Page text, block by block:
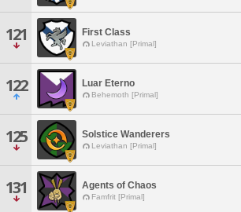
121 First Class
Leviathan [Primal]
122 Luar Eterno
Behemoth [Primal]
125 Solstice Wanderers
Leviathan [Primal]
131 Agents of Chaos
Famfrit [Primal]